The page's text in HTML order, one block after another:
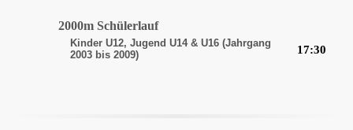
2000m Schülerlauf
Kinder U12, Jugend U14 & U16 (Jahrgang
2003 bis 2009)
17:30